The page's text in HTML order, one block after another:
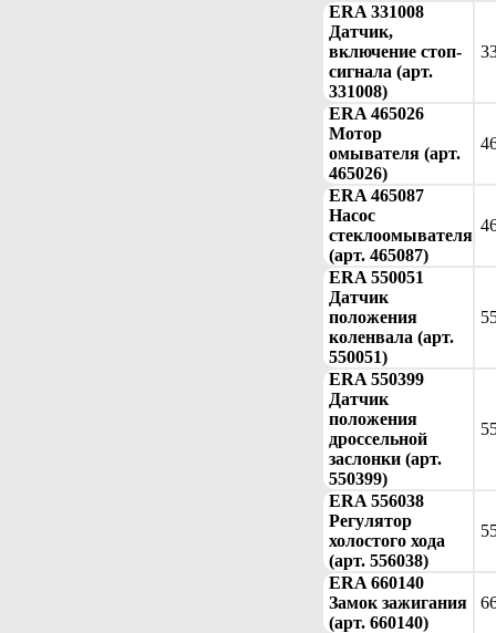
ERA 331008
Датчик,
включение стоп-
сигнала (арт.
331008)
ERA 465026
Мотор
омывателя (арт.
465026)
ERA 465087
Насос
стеклоомывателя
(арт. 465087)
ERA 550051
Датчик
положения
коленвала (арт.
550051)
ERA 550399
Датчик
положения
дроссельной
заслонки (арт.
550399)
ERA 556038
Регулятор
холостого хода
(арт. 556038)
ERA 660140
Замок зажигания
(арт. 660140)